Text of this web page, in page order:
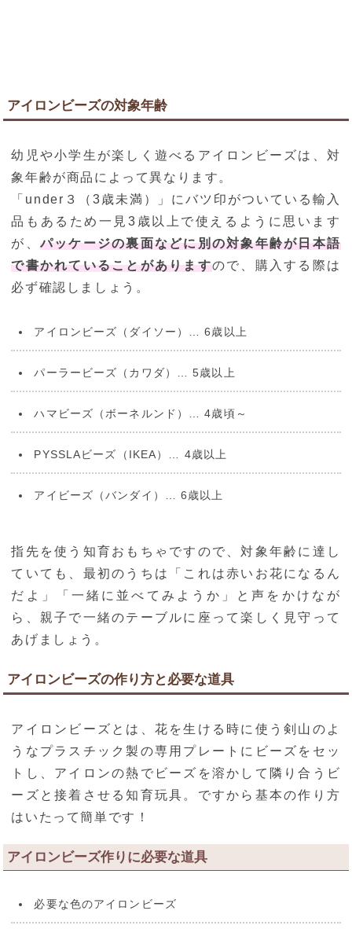
アイロンビーズの対象年齢
幼児や小学生が楽しく遊べるアイロンビーズは、対
象年齢が商品によって異なります。
「under３（3歳未満）」にバツ印がついている輸入
品もあるため一見3歳以上で使えるように思います
が、 パッケージの裏面などに別の対象年齢が日本語
で書かれていることがありますので、購入する際は
必ず確認しましょう。
アイロンビーズ（ダイソー）… 6歳以上
パーラービーズ（カワダ）… 5歳以上
ハマビーズ（ボーネルンド）… 4歳頃～
PYSSLAビーズ（IKEA）… 4歳以上
アイビーズ（バンダイ）… 6歳以上
指先を使う知育おもちゃですので、対象年齢に達し
ていても、最初のうちは「これは赤いお花になるん
だよ」「一緒に並べてみようか」と声をかけなが
ら、親子で一緒のテーブルに座って楽しく見守って
あげましょう。
アイロンビーズの作り方と必要な道具
アイロンビーズとは、花を生ける時に使う剣山のよ
うなプラスチック製の専用プレートにビーズをセッ
トし、アイロンの熱でビーズを溶かして隣り合うビ
ーズと接着させる知育玩具。ですから基本の作り方
はいたって簡単です！
アイロンビーズ作りに必要な道具
必要な色のアイロンビーズ